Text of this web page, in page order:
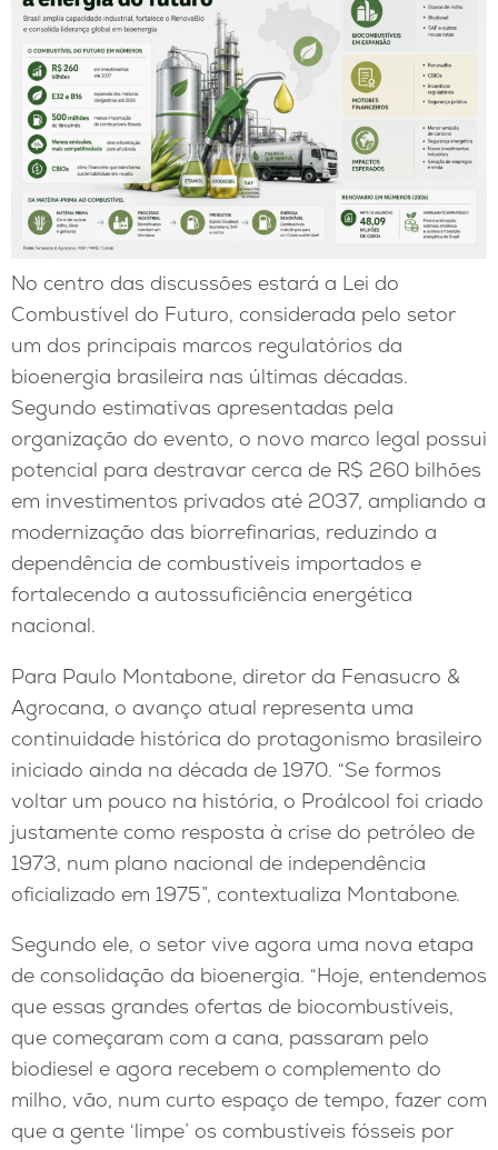
No centro das discussões estará a Lei do
Combustível do Futuro, considerada pelo setor
um dos principais marcos regulatórios da
bioenergia brasileira nas últimas décadas.
Segundo estimativas apresentadas pela
organização do evento, o novo marco legal possui
potencial para destravar cerca de R$ 260 bilhões
em investimentos privados até 2037, ampliando a
modernização das biorrefinarias, reduzindo a
dependência de combustíveis importados e
fortalecendo a autossuficiência energética
nacional.
Para Paulo Montabone, diretor da Fenasucro &
Agrocana, o avanço atual representa uma
continuidade histórica do protagonismo brasileiro
iniciado ainda na década de 1970. “Se formos
voltar um pouco na história, o Proálcool foi criado
justamente como resposta à crise do petróleo de
1973, num plano nacional de independência
oficializado em 1975”, contextualiza Montabone.
Segundo ele, o setor vive agora uma nova etapa
de consolidação da bioenergia. “Hoje, entendemos
que essas grandes ofertas de biocombustíveis,
que começaram com a cana, passaram pelo
biodiesel e agora recebem o complemento do
milho, vão, num curto espaço de tempo, fazer com
que a gente ‘limpe’ os combustíveis fósseis por